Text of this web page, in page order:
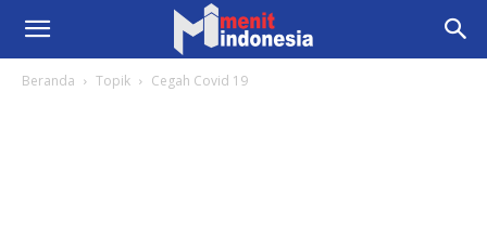
Beranda Topik Cegah Covid 19